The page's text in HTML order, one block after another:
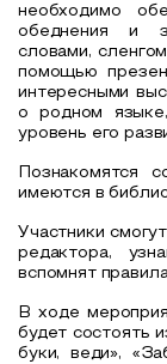
необходимо
обеднения и
словами,
помощью
интересными
о родном
уровень его
Познакомятся
имеются в
Участники
редактора,
вспомнят
В ходе
будет состоять
буки, веди»,